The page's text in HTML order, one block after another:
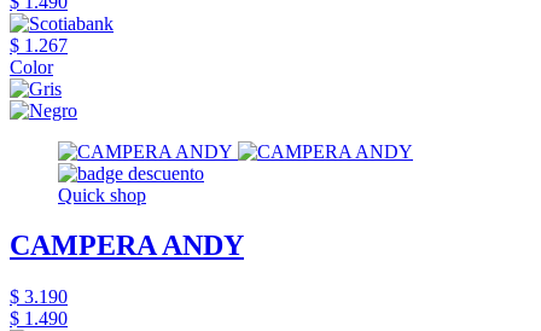
$ 1.267
Color
Quick shop
CAMPERA ANDY
$ 3.190
$ 1.490